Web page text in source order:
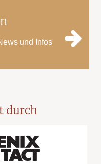
und Infos
durch